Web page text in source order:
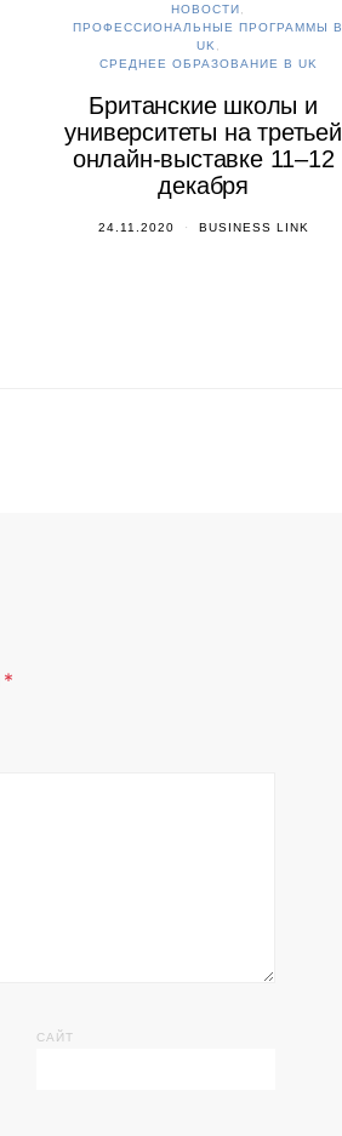
НОВОСТИ
ПРОФЕССИОНАЛЬНЫЕ ПРОГРАММЫ В
UK
СРЕДНЕЕ ОБРАЗОВАНИЕ В UK
Британские школы и
университеты на третьей
онлайн-выставке 11–12
декабря
24.11.2020 BUSINESS LINK
*
САЙТ